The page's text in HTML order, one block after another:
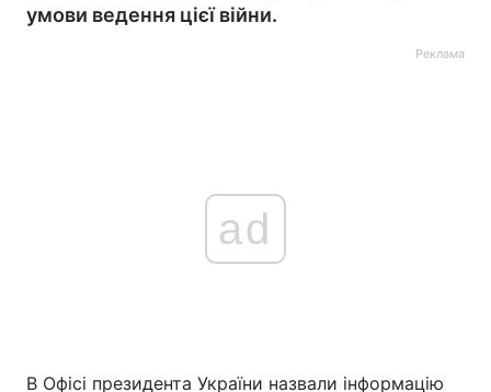
Україна Політика
умови ведення цієї війни.
Реклама
ad
В Офісі президента України назвали інформацію